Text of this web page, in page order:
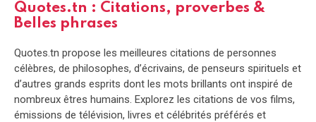
Quotes.tn : Citations, proverbes &
Belles phrases
Quotes.tn propose les meilleures citations de personnes
célèbres, de philosophes, d’écrivains, de penseurs spirituels et
d’autres grands esprits dont les mots brillants ont inspiré de
nombreux êtres humains. Explorez les citations de vos films,
émissions de télévision, livres et célébrités préférés et